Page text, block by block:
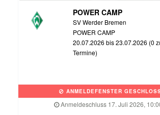
POWER CAMP
SV Werder Bremen
POWER CAMP
20.07.2026 bis 23.07.2026 (0
Termine)
ANMELDEFENSTER
Anmeldeschluss 17. Juli 2026,